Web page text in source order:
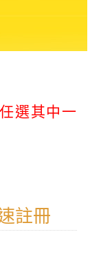
選其中一
註冊